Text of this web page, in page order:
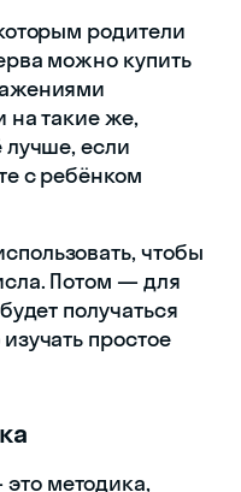
родители
можно купить
на такие же,
если
с ребёнком
чтобы
Потом — для
получаться
простое
методика,